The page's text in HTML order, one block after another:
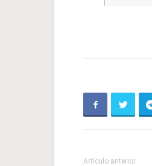
Artículo anterior